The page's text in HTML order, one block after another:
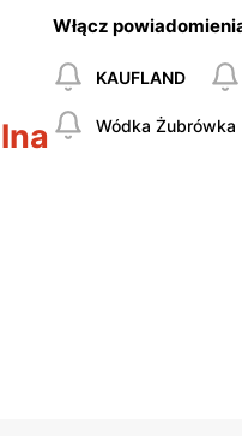
Włącz
KAUFLAND
Wódka Żubrówka